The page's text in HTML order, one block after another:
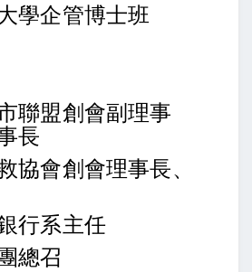
學企管博士班
聯盟創會副理事
長
協會創會理事長、
行系主任
總召